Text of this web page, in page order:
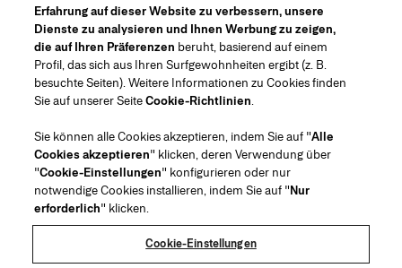
ABSENDEN
Kundenservice
Geschäft finden
Kontaktiere uns
Beauty Versand und Rücksendungen
Meine Bestellung zurücksenden
FAQs
Als Geschenk verpacken
Über uns
House of Herrera
Stellenangebote
(öffnet in neuem Tab)
chcarolinaherrera.com
(öffnet in neuem Tab)
Erfahrung auf dieser Website zu verbessern, unsere
Dienste zu analysieren und Ihnen Werbung zu zeigen,
die auf Ihren Präferenzen beruht, basierend auf einem
Profil, das sich aus Ihren Surfgewohnheiten ergibt (z. B.
besuchte Seiten). Weitere Informationen zu Cookies finden
Sie auf unserer SeiteCookie-Richtlinien.
Sie können alle Cookies akzeptieren, indem Sie auf "Alle
Cookies akzeptieren" klicken, deren Verwendung über
"Cookie-Einstellungen" konfigurieren oder nur
notwendige Cookies installieren, indem Sie auf "Nur
erforderlich" klicken.
Cookie-Einstellungen